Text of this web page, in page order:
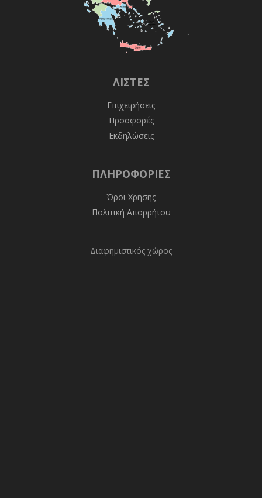
ΛΊΣΤΕΣ
Επιχειρήσεις
Προσφορές
Εκδηλώσεις
ΠΛΗΡΟΦΟΡΊΕΣ
Όροι Χρήσης
Πολιτική Απορρήτου
Διαφημιστικός χώρος